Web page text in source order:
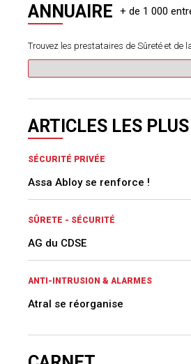
ANNUAIRE
Trouvez les prestataires de Sûreté et de
ARTICLES LES
SÉCURITÉ PRIVÉE
Assa Abloy se renforce !
SÛRETE - SÉCURITÉ
AG du CDSE
ANTI-INTRUSION & ALARMES
Atral se réorganise